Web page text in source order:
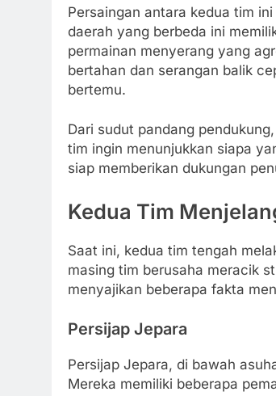
Persaingan antara kedua tim
daerah yang berbeda ini
permainan menyerang yang
bertahan dan serangan balik
bertemu.
Dari sudut pandang
tim ingin menunjukkan siapa
siap memberikan dukungan
Kedua Tim
Saat ini, kedua tim tengah
masing tim berusaha meracik
menyajikan beberapa fakta
Persijap Jepara
Persijap Jepara, di bawah
Mereka memiliki beberapa